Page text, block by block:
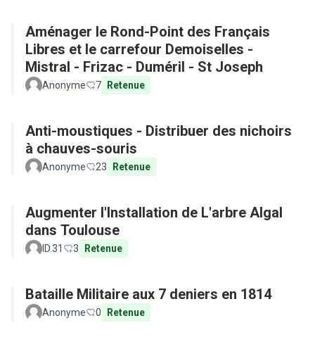
Aménager le Rond-Point des Français
Libres et le carrefour Demoiselles -
Mistral - Frizac - Duméril - St Joseph
Anonyme 7 Retenue
Anti-moustiques - Distribuer des nichoirs
à chauves-souris
Anonyme 23 Retenue
Augmenter l'Installation de L'arbre Algal
dans Toulouse
ID.31 3 Retenue
Bataille Militaire aux 7 deniers en 1814
Anonyme 0 Retenue